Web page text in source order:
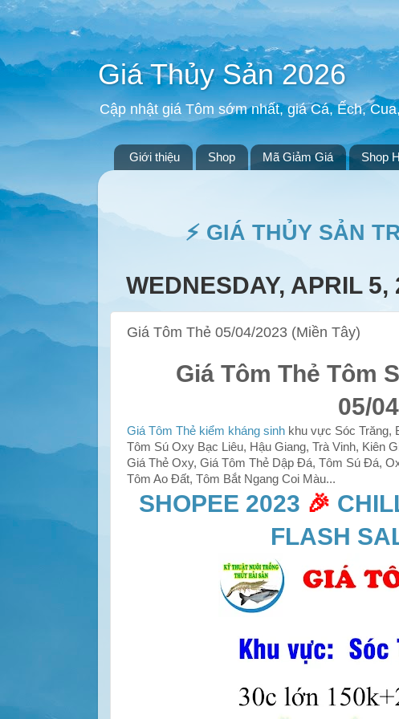
Giá Thủy Sản 2026
Cập nhật giá Tôm sớm nhất, giá Cá, Ếch,
Giới thiệu Shop Mã Giảm Giá Shop
⚡ GIÁ THỦY SẢN
WEDNESDAY, APRIL 5,
Giá Tôm Thẻ 05/04/2023 (Miền Tây)
Giá Tôm Thẻ Tôm
05/
Giá Tôm Thẻ kiểm kháng sinh khu vực Sóc Trăng,
Tôm Sú Oxy Bạc Liêu, Hậu Giang, Trà Vinh, Kiên
Giá Thẻ Oxy, Giá Tôm Thẻ Dập Đá, Tôm Sú Đá,
Tôm Ao Đất, Tôm Bắt Ngang Coi Màu...
SHOPEE 2023 🎉
FLASH